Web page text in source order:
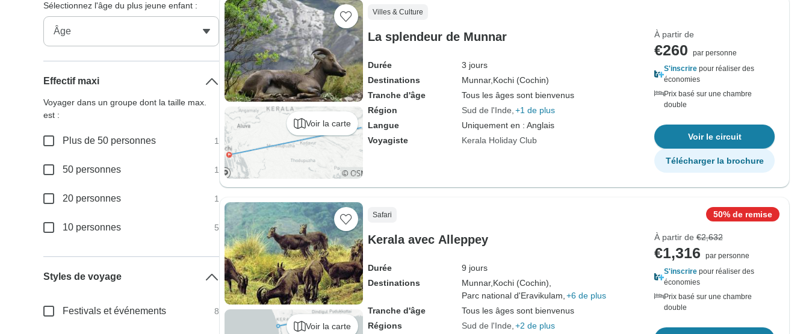
Voir la carte
Villes & Culture
La splendeur de Munnar
Durée
3 jours
Destinations
Munnar, Kochi (Cochin)
Tranche d'âge
Tous les âges sont bienvenus
Région
Sud de l'Inde +1 de plus
Langue
Uniquement en : Anglais
Voyagiste
Kerala Holiday Club
À partir de
€260
par personne
S'inscrire pour réaliser des
économies
Prix basé sur une chambre
double
Voir le circuit
Télécharger la brochure
Voir la carte
Safari
Kerala avec Alleppey
Durée
9 jours
Destinations
Munnar, Kochi (Cochin),
Parc national d'Eravikulam, +6 de plus
Tranche d'âge
Tous les âges sont bienvenus
Régions
Sud de l'Inde +2 de plus
50% de remise
À partir de €2,632
€1,316
par personne
S'inscrire pour réaliser des
économies
Prix basé sur une chambre
double
Sélectionnez l'âge du plus jeune enfant :
Effectif maxi
Voyager dans un groupe dont la taille max.
est :
Plus de 50 personnes 1
50 personnes 1
20 personnes 1
10 personnes 5
Styles de voyage
Festivals et événements 8